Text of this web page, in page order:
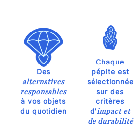
Des
alternatives
responsables
à vos objets
du quotidien
Chaque
pépite est
sélectionnée
sur des
critères
d'impact et
de durabilité